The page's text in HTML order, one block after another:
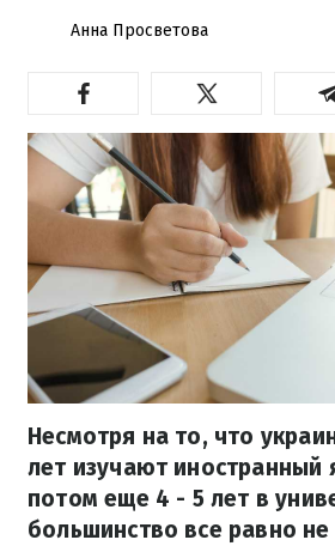
Анна Просветова
Несмотря на то, что
лет изучают иностранный
потом еще 4 - 5 лет в
большинство все равно не